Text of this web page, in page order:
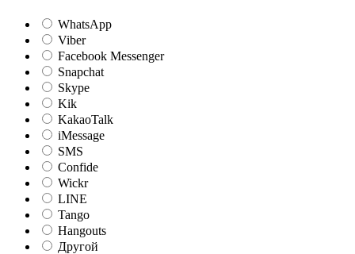
WhatsApp
Viber
Facebook Messenger
Snapchat
Skype
Kik
KakaoTalk
iMessage
SMS
Confide
Wickr
LINE
Tango
Hangouts
Другой